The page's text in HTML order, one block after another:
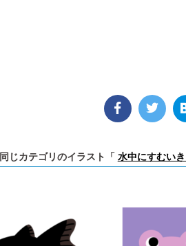
同じカテゴリのイラスト「 水中にすむい